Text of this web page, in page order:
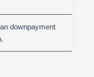
downpayment